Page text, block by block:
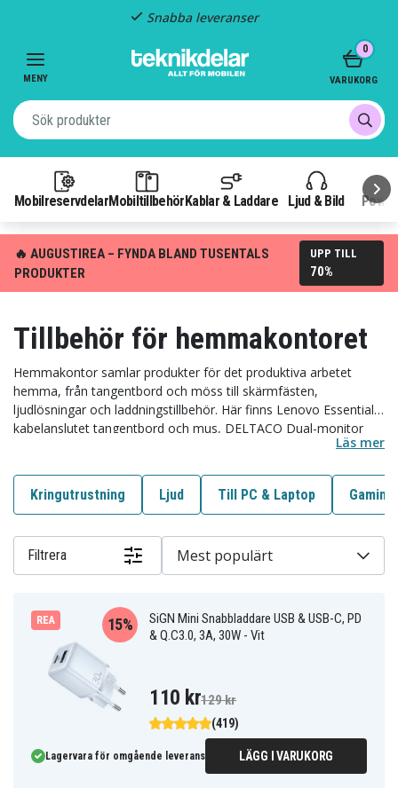
Fast frakt: 29 kr
MENY
MobilreservdelarMobiltillbehör Kablar & Laddare Ljud & Bild
0
VARUKORG
🔥 AUGUSTIREA – FYNDA BLAND TUSENTALS
PRODUKTER
UPP TILL
70%
Tillbehör för hemmakontoret
Hemmakontor samlar produkter för det produktiva arbetet
hemma, från tangentbord och möss till skärmfästen,
ljudlösningar och laddningstillbehör. Här finns Lenovo Essential
kabelanslutet tangentbord och mus, DELTACO Dual-monitor
skrivbordsfäste för 13 till 32 tums skärmar med VESA 100,
mikrofiber. Underkategorier täcker Gaming, Kringutrustning,
Ljud, Till Mobilen och Till PC och Laptop.
Läs mer
Kringutrustning Ljud Till PC & Laptop Gaming
Filtrera Mest populärt
REA
SiGN Mini Snabbladdare USB & USB-C, PD
& Q.C3.0, 3A, 30W - Vit
(419)
15%
110 kr129 kr
Lagervara för omgående leverans LÄGG I VARUKORG